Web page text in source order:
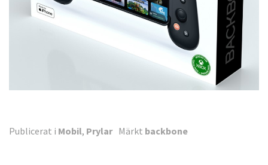
Publicerat i Mobil, Prylar Märkt backbone